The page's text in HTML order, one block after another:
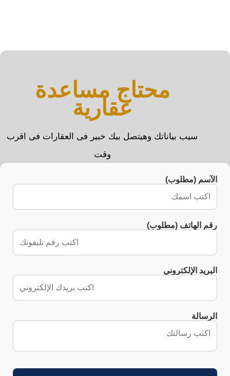
محتاج مساعدة
عقارية
سيب بياناتك وهيتصل بيك خبير فى العقارات فى اقرب
وقت
الآسم (مطلوب)
رقم الهاتف (مطلوب)
البريد الإلكتروني
الرسالة